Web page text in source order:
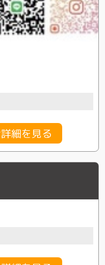
細を見る